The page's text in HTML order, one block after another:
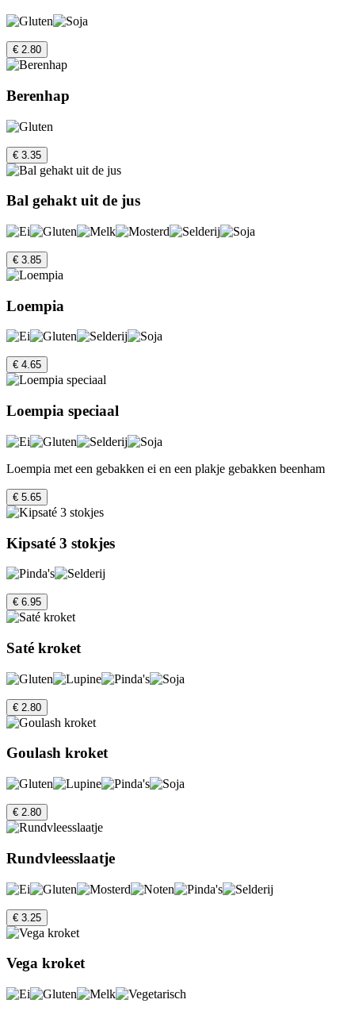
€ 2.80
Berenhap
€ 3.35
Bal gehakt uit de jus
€ 3.85
Loempia
€ 4.65
Loempia speciaal
Loempia met een gebakken ei en een plakje gebakken beenham
€ 5.65
Kipsaté 3 stokjes
€ 6.95
Saté kroket
€ 2.80
Goulash kroket
€ 2.80
Rundvleesslaatje
€ 3.25
Vega kroket